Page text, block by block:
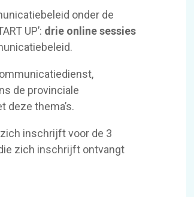
onder de
UP’: drie online sessies
de provinciale
deze thema’s.
inschrijft voor de 3
zich inschrijft ontvangt